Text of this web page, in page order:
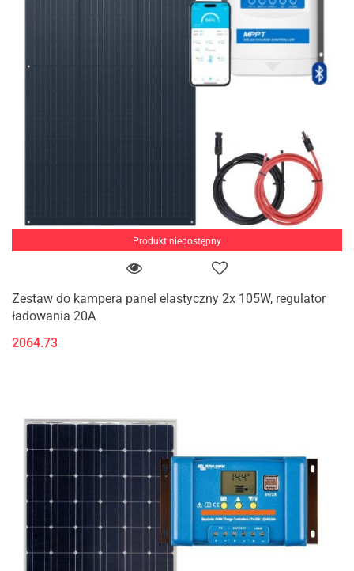
Produkt niedostępny
Zestaw do kampera panel elastyczny 2x 105W, regulator
ładowania 20A
2064.73